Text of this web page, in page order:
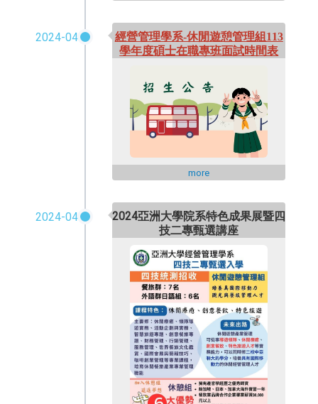
2024-04
經營管理學系-休閒遊憩管理組113
學年度碩士在職專班面試時間表
more
2024-04
2024亞洲大學院系特色成果展暨四
技二專甄選講座